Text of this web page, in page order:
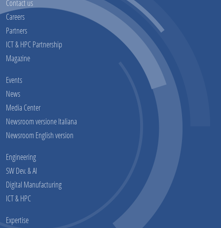
Contact us
Careers
Partners
ICT & HPC Partnership
Magazine
Events
News
Media Center
Newsroom versione Italiana
Newsroom English version
Engineering
SW Dev. & AI
Digital Manufacturing
ICT & HPC
Expertise